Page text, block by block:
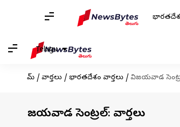
Telugu
హోమ్ / వార్తలు / భారతదేశం వార్తలు / విజయవాడ
విజయవాడ సెంట్రల్: వార్తలు